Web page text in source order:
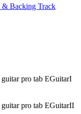
& Backing Track